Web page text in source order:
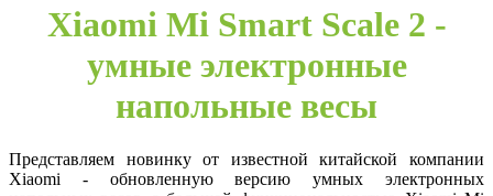
Xiaomi Mi Smart Scale 2 -
умные электронные
напольные весы
Представляем новинку от известной китайской компании
Xiaomi - обновленную версию умных электронных